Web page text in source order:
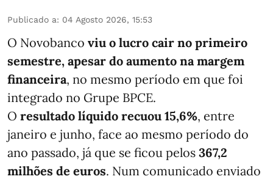
Publicado a: 04 Agosto 2026, 15:53
O Novobanco viu o lucro cair no primeiro
semestre, apesar do aumento na margem
financeira, no mesmo período em que foi
integrado no Grupe BPCE.
O resultado líquido recuou 15,6%, entre
janeiro e junho, face ao mesmo período do
ano passado, já que se ficou pelos 367,2
milhões de euros. Num comunicado enviado